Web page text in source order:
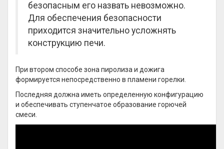
безопасным его назвать невозможно.
Для обеспечения безопасности
приходится значительно усложнять
конструкцию печи.
При втором способе зона пиролиза и дожига
формируется непосредственно в пламени горелки.
Последняя должна иметь определенную конфигурацию
и обеспечивать ступенчатое образование горючей
смеси.